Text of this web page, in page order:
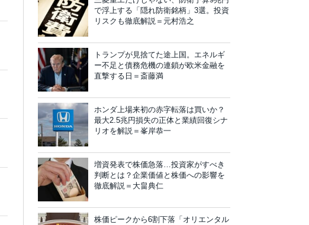
で浮上する「隠れ防衛銘柄」3選。投資
リスクも徹底解説＝元村浩之
トランプが見捨てた途上国。エネルギ
ー不足と債務危機の連鎖が欧米金融を
直撃する日＝斎藤満
ホンダ上場来初の赤字転落は買いか？
最大2.5兆円損失の正体と業績回復シナ
リオを解説＝峯岸恭一
増資発表で株価急落…投資家がすべき
判断とは？企業価値と株価への影響を
徹底解説＝大畠典仁
株価ピークから6割下落「オリエンタル